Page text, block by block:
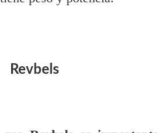
Revbels